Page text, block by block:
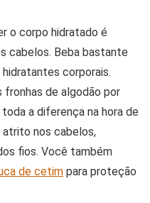
o corpo hidratado é
cabelos. Beba bastante
corporais.
fronhas de algodão por
a diferença na hora de
atrito nos cabelos,
fios. Você também
de cetim para proteção